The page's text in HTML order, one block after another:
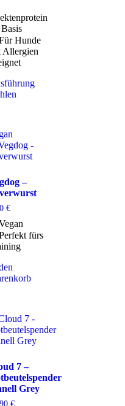
Hunde
Allergien
–
€
fürs
7 –
Grey
€